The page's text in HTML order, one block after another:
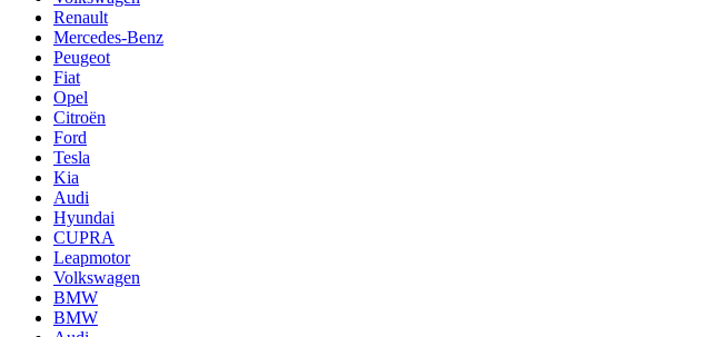
Renault
Mercedes-Benz
Peugeot
Fiat
Opel
Citroën
Ford
Tesla
Kia
Audi
Hyundai
CUPRA
Leapmotor
Volkswagen
BMW
BMW